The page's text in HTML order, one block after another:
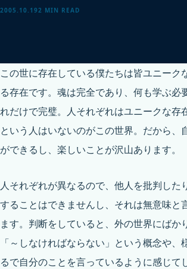
2005.10.192 MIN READ
この世に存在している僕たちは皆ユニーク
る存在です。魂は完全であり、何も学ぶ必
れだけで完璧。人それぞれはユニークな存
という人はいないのがこの世界。だから、
ができるし、楽しいことが沢山あります。
人それぞれが異なるので、他人を批判した
することはできませんし、それは無意味と
ます。判断をしていると、外の世界にばか
「～しなければならない」という概念や、
るで自分のことを言っているように感じて